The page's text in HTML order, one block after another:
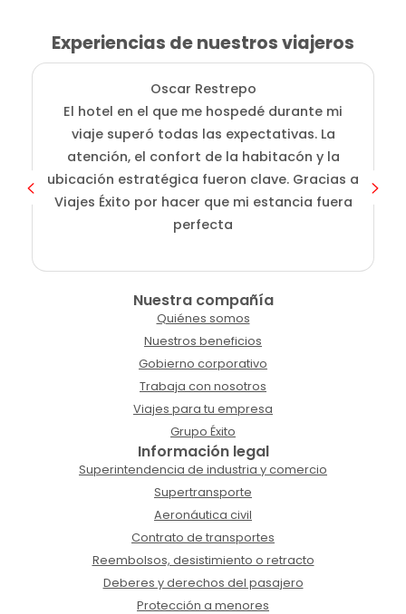
Experiencias de nuestros viajeros
Oscar Restrepo
El hotel en el que me hospedé durante mi
viaje superó todas las expectativas. La
atención, el confort de la habitacón y la
ubicación estratégica fueron clave. Gracias a
Viajes Éxito por hacer que mi estancia fuera
perfecta
Nuestra compañía
Quiénes somos
Nuestros beneficios
Gobierno corporativo
Trabaja con nosotros
Viajes para tu empresa
Grupo Éxito
Información legal
Superintendencia de industria y comercio
Supertransporte
Aeronáutica civil
Contrato de transportes
Reembolsos, desistimiento o retracto
Deberes y derechos del pasajero
Protección a menores